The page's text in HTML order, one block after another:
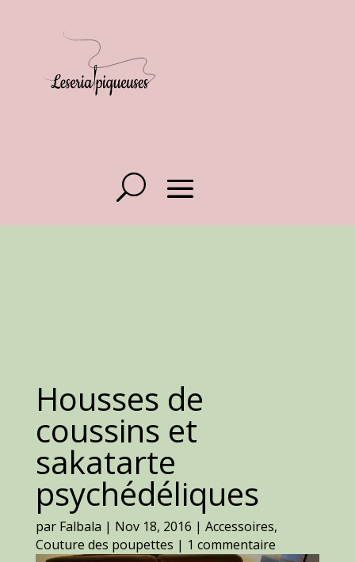
Housses de
coussins et
sakatarte
psychédéliques
par Falbala | Nov 18, 2016 | Accessoires,
Couture des poupettes | 1 commentaire